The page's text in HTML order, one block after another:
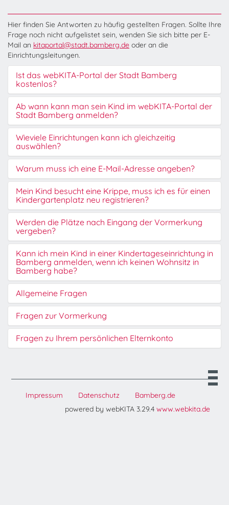
Hier finden Sie Antworten zu häufig gestellten Fragen. Sollte Ihre
Frage noch nicht aufgelistet sein, wenden Sie sich bitte per E-
Mail an kitaportal@stadt.bamberg.de oder an die
Einrichtungsleitungen.
Ist das webKITA-Portal der Stadt Bamberg
kostenlos?
Ab wann kann man sein Kind im webKITA-Portal der
Stadt Bamberg anmelden?
Wieviele Einrichtungen kann ich gleichzeitig
auswählen?
Warum muss ich eine E-Mail-Adresse angeben?
Mein Kind besucht eine Krippe, muss ich es für einen
Kindergartenplatz neu registrieren?
Werden die Plätze nach Eingang der Vormerkung
vergeben?
Kann ich mein Kind in einer Kindertageseinrichtung in
Bamberg anmelden, wenn ich keinen Wohnsitz in
Bamberg habe?
Allgemeine Fragen
Fragen zur Vormerkung
Fragen zu Ihrem persönlichen Elternkonto
Impressum Datenschutz
Bamberg.de
powered by webKITA 3.29.4 www.webkita.de